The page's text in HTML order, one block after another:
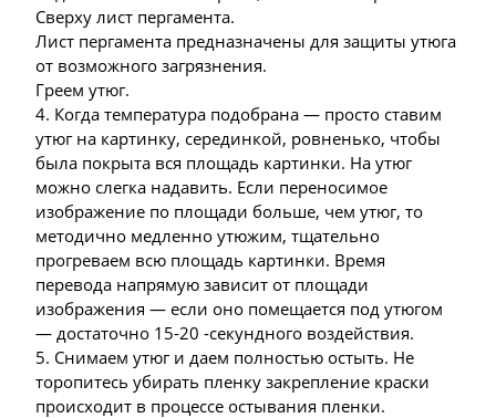
Сверху лист пергамента.
Лист пергамента предназначены для защиты утюга
от возможного загрязнения.
Греем утюг.
4. Когда температура подобрана — просто ставим
утюг на картинку, серединкой, ровненько, чтобы
была покрыта вся площадь картинки. На утюг
можно слегка надавить. Если переносимое
изображение по площади больше, чем утюг, то
методично медленно утюжим, тщательно
прогреваем всю площадь картинки. Время
перевода напрямую зависит от площади
изображения — если оно помещается под утюгом
— достаточно 15-20 -секундного воздействия.
5. Снимаем утюг и даем полностью остыть. Не
торопитесь убирать пленку закрепление краски
происходит в процессе остывания пленки.